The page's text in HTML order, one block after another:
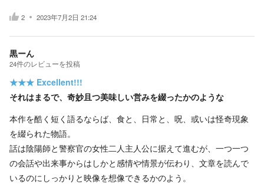
2 2023年7月2日 21:24
黒ーん
24件のレビューを投稿
★★★ Excellent!!!
それはまるで、奇妙且つ美味しい営みを綴ったかのような
本作を酷く短く語るならば、食と、日常と、呪、或いは怪奇現象
を綴られた物語。
話は陰陽師と警察官の女性二人主人公に据えて進むが、一つ一つ
の会話や出来事からはしかと感情や情景が伝わり、文章を読んで
いるのにしっかりと映像を想像できるかのよう。